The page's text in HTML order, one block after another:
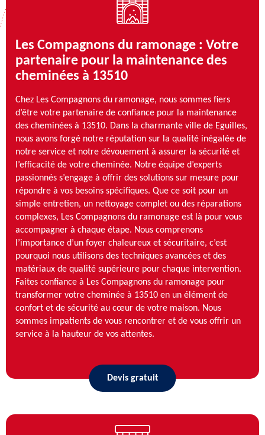
Les Compagnons du ramonage : Votre
partenaire pour la maintenance des
cheminées à 13510
Chez Les Compagnons du ramonage, nous sommes fiers
d’être votre partenaire de confiance pour la maintenance
des cheminées à 13510. Dans la charmante ville de Eguilles,
nous avons forgé notre réputation sur la qualité inégalée de
notre service et notre dévouement à assurer la sécurité et
l’efficacité de votre cheminée. Notre équipe d’experts
passionnés s’engage à offrir des solutions sur mesure pour
répondre à vos besoins spécifiques. Que ce soit pour un
simple entretien, un nettoyage complet ou des réparations
complexes, Les Compagnons du ramonage est là pour vous
accompagner à chaque étape. Nous comprenons
l’importance d’un foyer chaleureux et sécuritaire, c’est
pourquoi nous utilisons des techniques avancées et des
matériaux de qualité supérieure pour chaque intervention.
Faites confiance à Les Compagnons du ramonage pour
transformer votre cheminée à 13510 en un élément de
confort et de sécurité au cœur de votre maison. Nous
sommes impatients de vous rencontrer et de vous offrir un
service à la hauteur de vos attentes.
Devis gratuit